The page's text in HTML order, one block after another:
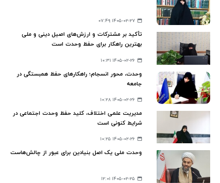
۱۴۰۵-۰۲-۲۷ ۰۷:۴۹
تأکید بر مشترکات و ارزش‌های اصیل دینی و ملی
بهترین راهکار برای حفظ وحدت است
۱۴۰۵-۰۲-۲۶ ۱۰:۳۱
وحدت، محور انسجام؛ راهکارهای حفظ همبستگی در
جامعه
۱۴۰۵-۰۲-۲۶ ۱۰:۲۸
مدیریت علمی اختلاف، کلید حفظ وحدت اجتماعی در
شرایط کنونی است
۱۴۰۵-۰۲-۲۶ ۱۰:۲۵
وحدت ملی یک اصل بنیادین برای عبور از چالش‌هاست
۱۴۰۵-۰۲-۲۵ ۱۲:۰۱